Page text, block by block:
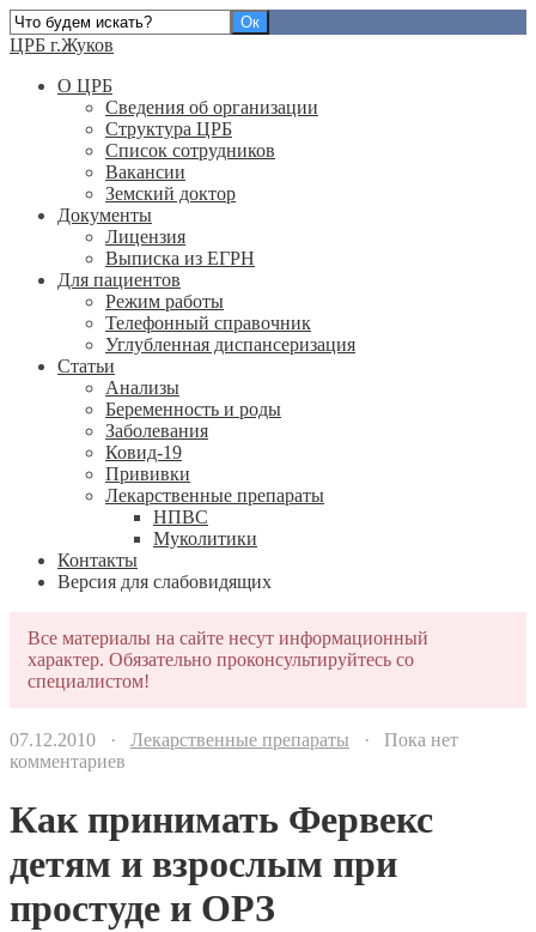
ЦРБ г.Жуков
О ЦРБ
Сведения об организации
Структура ЦРБ
Список сотрудников
Вакансии
Земский доктор
Документы
Лицензия
Выписка из ЕГРН
Для пациентов
Режим работы
Телефонный справочник
Углубленная диспансеризация
Статьи
Анализы
Беременность и роды
Заболевания
Ковид-19
Прививки
Лекарственные препараты
НПВС
Муколитики
Контакты
Версия для слабовидящих
Все материалы на сайте несут информационный
характер. Обязательно проконсультируйтесь со
специалистом!
07.12.2010 · Лекарственные препараты · Пока нет
комментариев
Как принимать Фервекс
детям и взрослым при
простуде и ОРЗ